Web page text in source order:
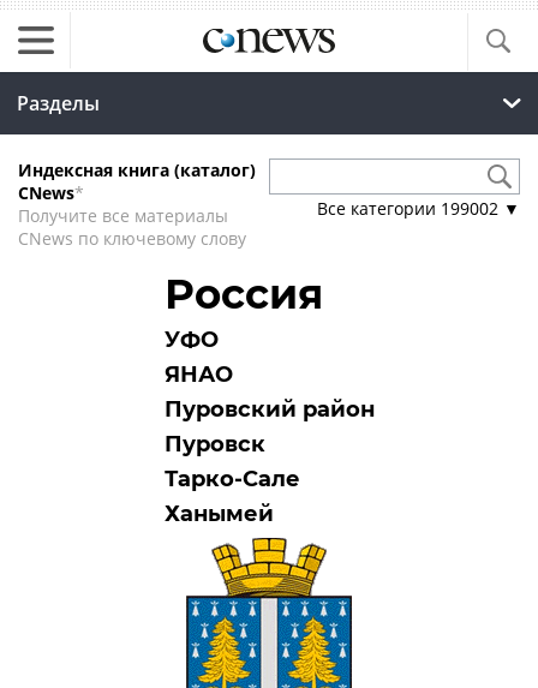
Разделы
Индексная книга (каталог)
CNews*
Получите все материалы
CNews по ключевому слову
Все категории 199002 ▼
Россия
УФО
ЯНАО
Пуровский район
Пуровск
Тарко-Сале
Ханымей